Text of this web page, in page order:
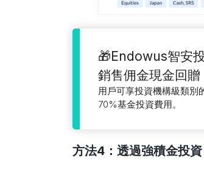
🎁Endowus智安
銷售佣金現金回贈
用戶可享投資機構級類別
70%基金投資費用。
方法4：透過強積金投